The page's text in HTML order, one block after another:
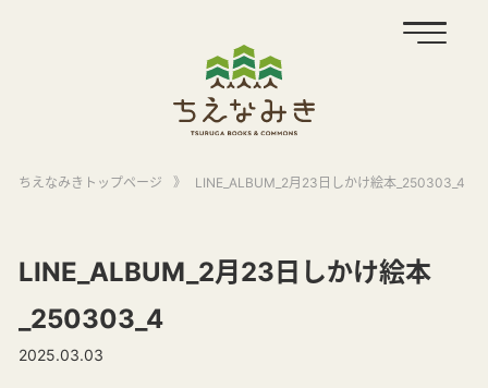
ちえなみきトップページ 》 LINE_ALBUM_2月23日しかけ絵本_250303_4
LINE_ALBUM_2月23日しかけ絵本
_250303_4
2025.03.03